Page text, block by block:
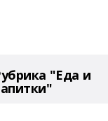
"Еда и